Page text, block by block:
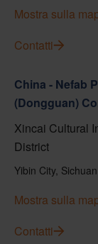
Mostra sulla
Contatti
China - Nefab
(Dongguan)
Xincai Cultural
District
Yibin City,
Mostra sulla
Contatti